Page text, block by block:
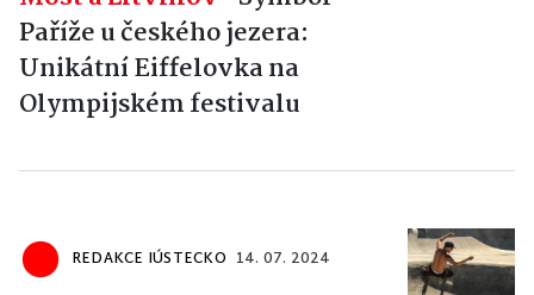
Paříže u českého jezera:
Unikátní Eiffelovka na
Olympijském festivalu
REDAKCE IÚSTECKO 14. 07. 2024